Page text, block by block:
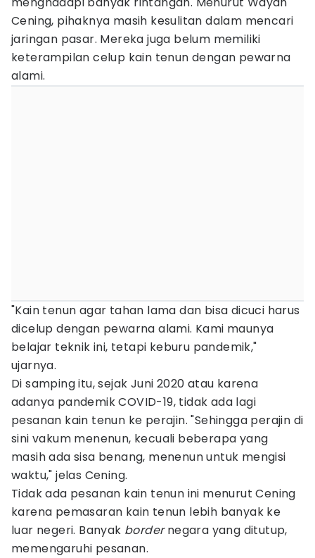
Cening, pihaknya masih kesulitan dalam mencari
jaringan pasar. Mereka juga belum memiliki
keterampilan celup kain tenun dengan pewarna
alami.
"Kain tenun agar tahan lama dan bisa dicuci harus
dicelup dengan pewarna alami. Kami maunya
belajar teknik ini, tetapi keburu pandemik,"
ujarnya.
Di samping itu, sejak Juni 2020 atau karena
adanya pandemik COVID-19, tidak ada lagi
pesanan kain tenun ke perajin. "Sehingga perajin di
sini vakum menenun, kecuali beberapa yang
masih ada sisa benang, menenun untuk mengisi
waktu," jelas Cening.
Tidak ada pesanan kain tenun ini menurut Cening
karena pemasaran kain tenun lebih banyak ke
luar negeri. Banyak bordernegara yang ditutup,
memengaruhi pesanan.